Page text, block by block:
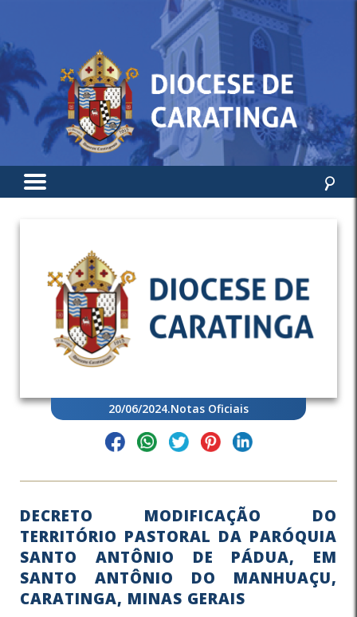
20/06/2024.Notas Oficiais
DECRETO MODIFICAÇÃO DO
TERRITÓRIO PASTORAL DA PARÓQUIA
SANTO ANTÔNIO DE PÁDUA, EM
SANTO ANTÔNIO DO MANHUAÇU,
CARATINGA, MINAS GERAIS